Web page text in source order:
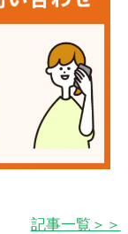
記事一覧＞＞